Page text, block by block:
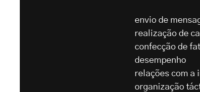
envio de
realização de
confecção de
desempenho
relações com a
organização